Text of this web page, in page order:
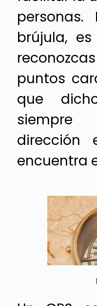
brújula,
puntos
que
encuentra